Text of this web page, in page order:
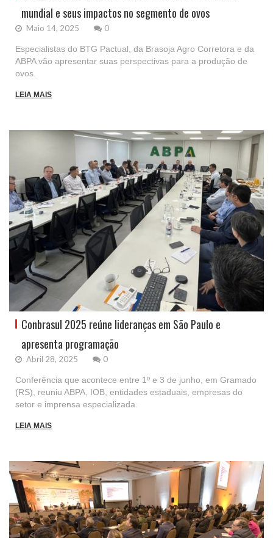
mundial e seus impactos no segmento de ovos
Maio 14, 2025 0
Especialistas do BTG Pactual, da Brasoja Agro Corretora e da
ABPA vão apresentar suas perspectivas para a produção de
ovos.
LEIA MAIS
Conbrasul 2025 reúne lideranças em São Paulo e
apresenta programação
Abril 28, 2025 0
Conferência que acontece entre 1º e 3 de junho, em Gramado
(RS), reuniu ABPA, IOB, entidades estaduais, empresas do
setor e imprensa especializada.
LEIA MAIS